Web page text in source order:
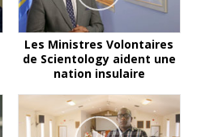
Les Ministres Volontaires
de Scientology aident une
nation insulaire